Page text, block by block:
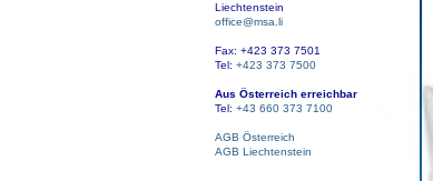
Liechtenstein
office@msa.li
Fax: +423 373 7501
Tel: +423 373 7500
Aus Österreich erreichbar
Tel: +43 660 373 7100
AGB Österreich
AGB Liechtenstein